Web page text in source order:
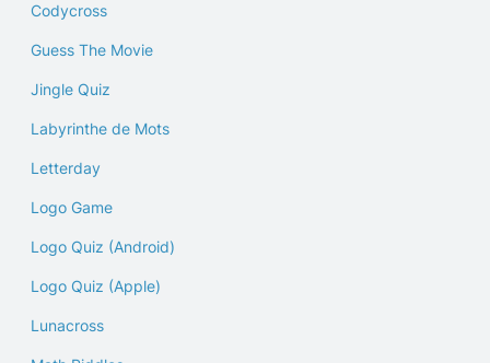
Codycross
Guess The Movie
Jingle Quiz
Labyrinthe de Mots
Letterday
Logo Game
Logo Quiz (Android)
Logo Quiz (Apple)
Lunacross